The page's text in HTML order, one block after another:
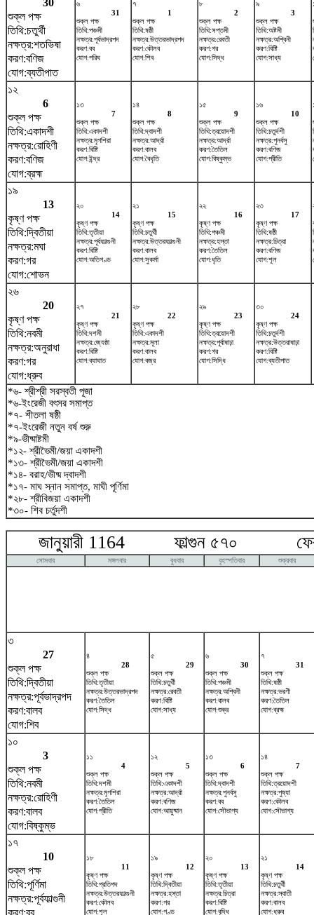
শুক্ল পক্ষ
তিথি:চতুর্থী
নক্ষত্র:শতভিষ‌া
করণ:বণিজ
যোগ:ব্যতীপাত
৬
31
শুক্ল পক্ষ
তিথি:পঞ্চমী
নক্ষত্র:পূর্বভাদ্রপদ
করণ:বব
যোগ:পরিঘ
৭
1
শুক্ল পক্ষ
তিথি:ষষ্ঠী
নক্ষত্র:উত্তরভাদ্রপদ
করণ:কৌলব
যোগ:শিব
৮
2
শুক্ল পক্ষ
তিথি:সপ্তমী
নক্ষত্র:রেবতী
করণ:গর
যোগ:সিদ্ধ
৯
3
শুক্ল পক্ষ
তিথি:অষ্টমী
নক্ষত্র:অশ্বিনী
করণ:বিষ্টি
যোগ:সাধ্য
১২
6
শুক্ল পক্ষ
তিথি:একাদশী
নক্ষত্র:রোহিণী
করণ:বণিজ
যোগ:ব্রহ্ম
১৩
7
শুক্ল পক্ষ
তিথি:একাদশী
নক্ষত্র:মৃগশিরা
করণ:বিষ্টি
যোগ:ইন্দ্র
১৪
8
শুক্ল পক্ষ
তিথি:দ্বাদশী
নক্ষত্র:আর্দ্রা
করণ:বালব
যোগ:বৈধৃতি
১৫
9
শুক্ল পক্ষ
তিথি:ত্রয়োদশী
নক্ষত্র:আর্দ্রা
করণ:তৈতিল
যোগ:বিষ্কুম্ভ
১৬
10
শুক্ল পক্ষ
তিথি:চতুর্দশী
নক্ষত্র:পুনর্বসু
করণ:বণিজ
যোগ:প্রীতি
১৯
13
কৃষ্ণ পক্ষ
তিথি:দ্বিতীয়া
নক্ষত্র:মঘা
করণ:গর
যোগ:শোভন
২০
14
কৃষ্ণ পক্ষ
তিথি:তৃতীয়া
নক্ষত্র:পূর্বফাল্গুনী
করণ:বিষ্টি
যোগ:অতিগণ্ড
২১
15
কৃষ্ণ পক্ষ
তিথি:চতুর্থী
নক্ষত্র:উত্তরফাল্গুনী
করণ:বালব
যোগ:সুকর্মা
২২
16
কৃষ্ণ পক্ষ
তিথি:পঞ্চমী
নক্ষত্র:হস্তা
করণ:তৈতিল
যোগ:ধৃতি
২৩
17
কৃষ্ণ পক্ষ
তিথি:ষষ্ঠী
নক্ষত্র:চিত্রা
করণ:বণিজ
যোগ:শূল
২৬
20
কৃষ্ণ পক্ষ
তিথি:নবমী
নক্ষত্র:অনুরাধা
করণ:গর
যোগ:ধ্রুব
২৭
21
কৃষ্ণ পক্ষ
তিথি:দশমী
নক্ষত্র:জ্যেষ্ঠা
করণ:বিষ্টি
যোগ:ব্যাঘাত
২৮
22
কৃষ্ণ পক্ষ
তিথি:একাদশী
নক্ষত্র:মূলা
করণ:বালব
যোগ:বজ্র
২৯
23
কৃষ্ণ পক্ষ
তিথি:ত্রয়োদশী
নক্ষত্র:পূর্বাষাঢ়া
করণ:গর
যোগ:সিদ্ধি
৩০
24
কৃষ্ণ পক্ষ
তিথি:চতুর্দশী
নক্ষত্র:উত্তরাষাঢ়া
করণ:বিষ্টি
যোগ:ব্যতীপাত
*৬- শ্রীশ্রী সরস্বতী পূজা
*৬-ইংরেজী বৎসর সমাপ্ত
*৭- শীতলা ষষ্ঠী
*৭-ইংরেজী নতুন বর্ষ শুরু
*৯-ভীষ্মাষ্টমী
*১২- শ্রীভৈমী/জয়া একাদশী
*১৩- শ্রীভৈমী/জয়া একাদশী
*১৪- বরাহ/ভীষ্ম দ্বাদশী
*১৭- মাঘ স্নান সমাপ্ত, মাঘী পূর্ণিমা
*২৮- শ্রীবিজয়া একাদশী
*৩০- শিব চর্তুদশী
জানুয়ারী 1164 ফাল্গুন ৫৭০
সোমবার মঙ্গলবার বুধবার বৃহস্পতিবার শুক্রবার
৩
27
শুক্ল পক্ষ
তিথি:দ্বিতীয়া
নক্ষত্র:পূর্বভাদ্রপদ
করণ:বালব
যোগ:শিব
৪
28
শুক্ল পক্ষ
তিথি:তৃতীয়া
নক্ষত্র:উত্তরভাদ্রপদ
করণ:তৈতিল
যোগ:সিদ্ধ
৫
29
শুক্ল পক্ষ
তিথি:চতুর্থী
নক্ষত্র:রেবতী
করণ:বিষ্টি
যোগ:সাধ্য
৬
30
শুক্ল পক্ষ
তিথি:পঞ্চমী
নক্ষত্র:অশ্বিনী
করণ:বালব
যোগ:শুক্র
৭
31
শুক্ল পক্ষ
তিথি:ষষ্ঠী
নক্ষত্র:ভরণী
করণ:তৈতিল
যোগ:ব্রহ্ম
১০
3
শুক্ল পক্ষ
তিথি:নবমী
নক্ষত্র:রোহিণী
করণ:বালব
যোগ:বিষ্কুম্ভ
১১
4
শুক্ল পক্ষ
তিথি:দশমী
নক্ষত্র:মৃগশিরা
করণ:তৈতিল
যোগ:প্রীতি
১২
5
শুক্ল পক্ষ
তিথি:একাদশী
নক্ষত্র:আর্দ্রা
করণ:বণিজ
যোগ:আয়ুষ্মান
১৩
6
শুক্ল পক্ষ
তিথি:দ্বাদশী
নক্ষত্র:পুনর্বসু
করণ:বব
যোগ:সৌভাগ্য
১৪
7
শুক্ল পক্ষ
তিথি:ত্রয়োদশী
নক্ষত্র:পুষ্যা
করণ:কৌলব
যোগ:সৌভাগ্য
১৭
10
শুক্ল পক্ষ
তিথি:পূর্ণিমা
নক্ষত্র:পূর্বফাল্গুনী
১৮
11
কৃষ্ণ পক্ষ
তিথি:প্রতিপদ
নক্ষত্র:উত্তরফাল্গুনী
করণ:কৌলব
যোগ:শূল
১৯
12
কৃষ্ণ পক্ষ
তিথি:দ্বিতীয়া
নক্ষত্র:হস্তা
করণ:গর
যোগ:গণ্ড
২০
13
কৃষ্ণ পক্ষ
তিথি:তৃতীয়া
নক্ষত্র:চিত্রা
করণ:বিষ্টি
যোগ:বৃদ্ধি
২১
14
কৃষ্ণ পক্ষ
তিথি:চতুর্থী
নক্ষত্র:স্বাতী
করণ:বালব
যোগ:ধ্রুব